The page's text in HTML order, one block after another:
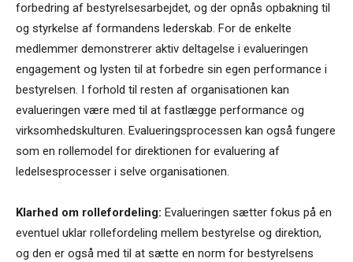
forbedring af bestyrelsesarbejdet, og der opnås opbakning til
og styrkelse af formandens lederskab. For de enkelte
medlemmer demonstrerer aktiv deltagelse i evalueringen
engagement og lysten til at forbedre sin egen performance i
bestyrelsen. I forhold til resten af organisationen kan
evalueringen være med til at fastlægge performance og
virksomhedskulturen. Evalueringsprocessen kan også fungere
som en rollemodel for direktionen for evaluering af
ledelsesprocesser i selve organisationen.
Klarhed om rollefordeling: Evalueringen sætter fokus på en
eventuel uklar rollefordeling mellem bestyrelse og direktion,
og den er også med til at sætte en norm for bestyrelsens